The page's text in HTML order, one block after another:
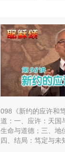
098《新约的应许和
道：一、应许：天国
生命与道德；三、地
四、结局：笃定与未